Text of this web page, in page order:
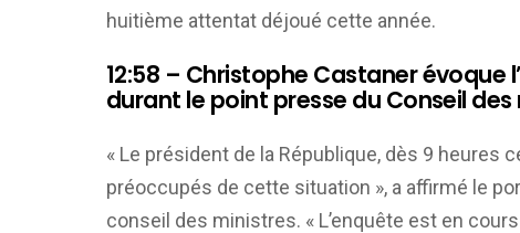
huitième attentat déjoué cette année.
12:58 – Christophe Castaner évoque
durant le point presse du Conseil
« Le président de la République, dès 9 heures
préoccupés de cette situation », a affirmé le
conseil des ministres. « L’enquête est en